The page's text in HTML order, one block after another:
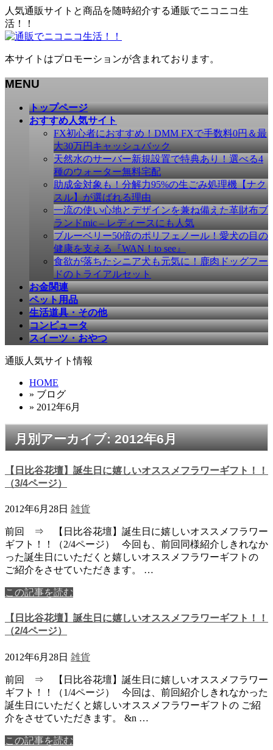
人気通販サイトと商品を随時紹介する通販でニコニコ生
活！！
本サイトはプロモーションが含まれております。
MENU
トップページ
おすすめ人気サイト
FX初心者におすすめ！DMM FXで手数料0円＆最
大30万円キャッシュバック
天然水のサーバー新規設置で特典あり！選べる4
種のウォーター無料宅配
助成金対象も！分解力95%の生ごみ処理機【ナク
スル】が選ばれる理由
一流の使い心地とデザインを兼ね備えた革財布ブ
ランドmic – レディースにも人気
ブルーベリー50倍のポリフェノール！愛犬の目の
健康を支える『WAN！to see』
食欲が落ちたシニア犬も元気に！鹿肉ドッグフー
ドのトライアルセット
お金関連
ペット用品
生活道具・その他
コンピュータ
スイーツ・おやつ
通販人気サイト情報
HOME
» ブログ
» 2012年6月
月別アーカイブ: 2012年6月
【日比谷花壇】誕生日に嬉しいオススメフラワーギフト！！
（3/4ページ）
2012年6月28日 雑貨
前回 ⇒ 【日比谷花壇】誕生日に嬉しいオススメフラワー
ギフト！！（2/4ページ） 今回も、前回同様紹介しきれなか
った誕生日にいただくと嬉しいオススメフラワーギフトの
ご紹介をさせていただきます。 …
この記事を読む
【日比谷花壇】誕生日に嬉しいオススメフラワーギフト！！
（2/4ページ）
2012年6月28日 雑貨
前回 ⇒ 【日比谷花壇】誕生日に嬉しいオススメフラワー
ギフト！！（1/4ページ） 今回は、前回紹介しきれなかった
誕生日にいただくと嬉しいオススメフラワーギフトの ご紹
介をさせていただきます。 &n …
この記事を読む